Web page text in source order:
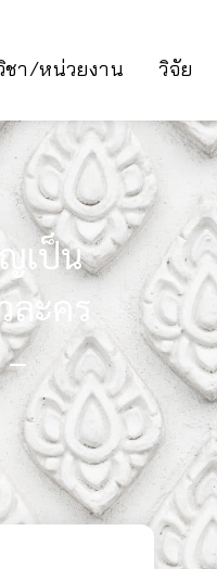
ชา/หน่วยงาน วิจัย
เป็น
ะคร